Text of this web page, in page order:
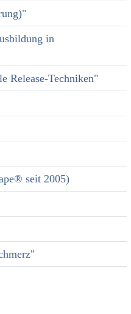
in
Release-Techniken"
seit 2005)